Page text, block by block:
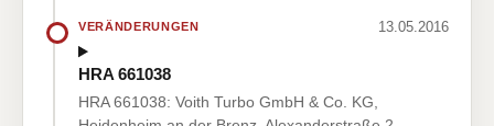
VERÄNDERUNGEN 13.05.2016
HRA 661038
HRA 661038: Voith Turbo GmbH & Co. KG,